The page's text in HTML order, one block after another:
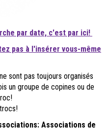
par date, c'est par ici!
pas à l'insérer vous-même
sont pas toujours organisés
un groupe de copines ou de
Associations de